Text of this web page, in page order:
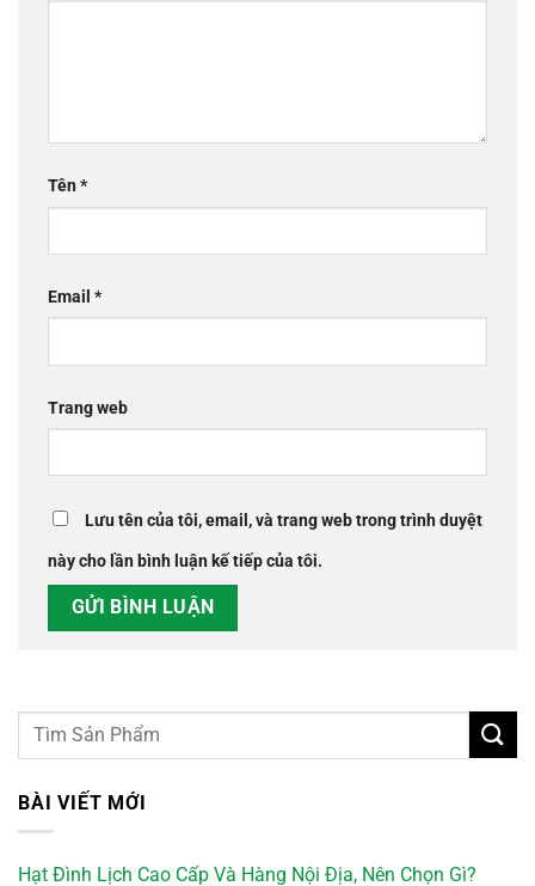
Tên*
Email *
Trang web
Lưu tên của tôi, email, và trang web trong trình duyệt
này cho lần bình luận kế tiếp của tôi.
BÀI VIẾT MỚI
Hạt Đình Lịch Cao Cấp Và Hàng Nội Địa, Nên Chọn Gì?